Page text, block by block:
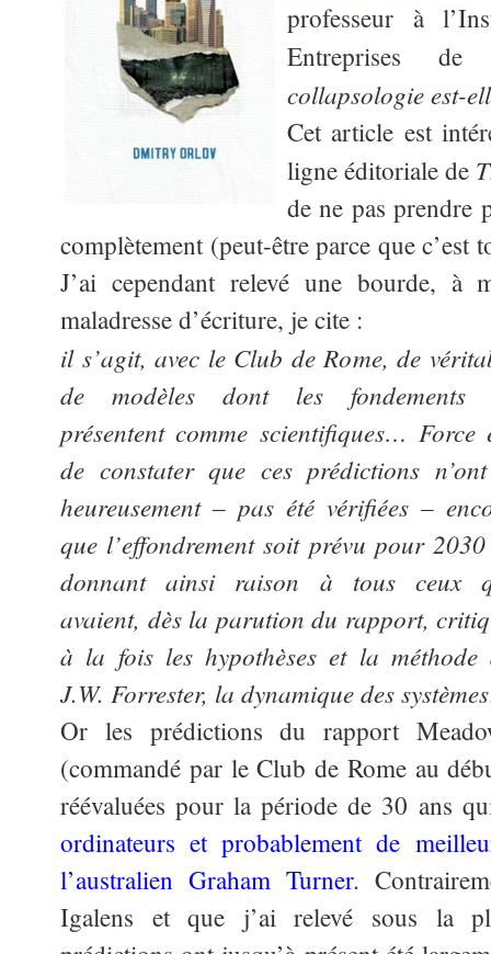
professeur à
Entreprises
collapsologie est-
Cet article est
ligne éditoriale de
de ne pas prendre
complètement (peut-être parce que c’est
J’ai cependant relevé une bourde,
maladresse d’écriture, je cite :
il s’agit, avec le Club de Rome, de
de modèles dont les fondements
présentent comme scientifiques… Force
de constater que ces prédictions
heureusement – pas été vérifiées –
que l’effondrement soit prévu pour
donnant ainsi raison à tous ceux
avaient, dès la parution du rapport,
à la fois les hypothèses et la méthode
J.W. Forrester, la dynamique des systèmes
Or les prédictions du rapport
(commandé par le Club de Rome au
réévaluées pour la période de 30 ans
ordinateurs et probablement de
l’australien Graham Turner.
Igalens et que j’ai relevé sous la